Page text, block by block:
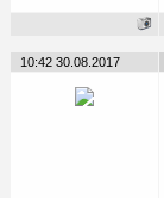
10:42 30.08.2017